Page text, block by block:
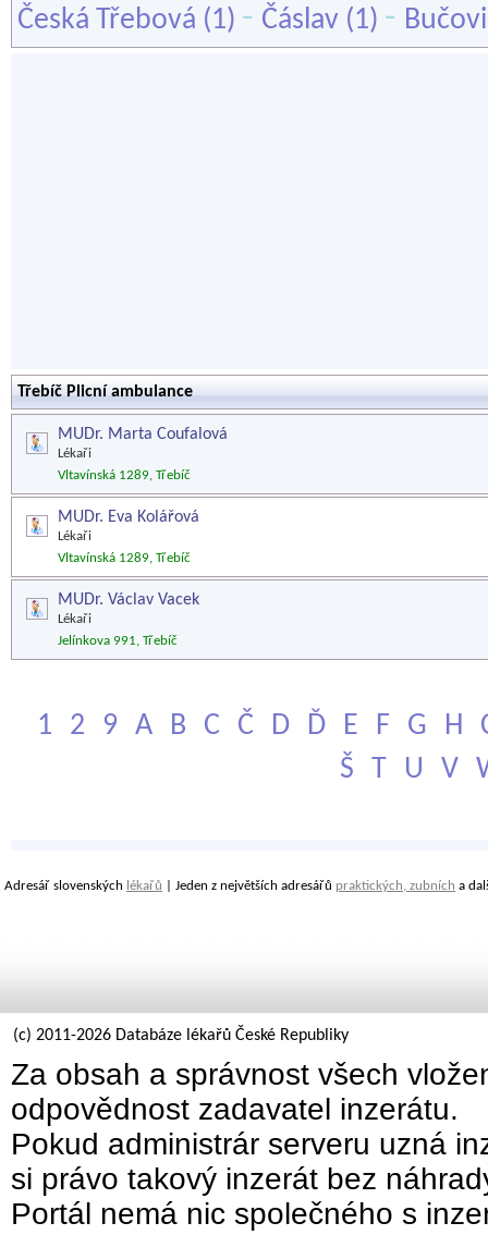
Česká Třebová (1) - Čáslav (1) -
Třebíč Plicní ambulance
MUDr. Marta Coufalová
Lékaři
Vltavínská 1289, Třebíč
MUDr. Eva Kolářová
Lékaři
Vltavínská 1289, Třebíč
MUDr. Václav Vacek
Lékaři
Jelínkova 991, Třebíč
1 2 9 A B C Č D Ď E F G H
Š
T U V
Adresář slovenských lékařů | Jeden z největších adresářů praktických, zubních a
(c) 2011-2026 Databáze lékařů České Republiky
Za obsah a správnost všech
odpovědnost zadavatel inzerátu.
Pokud administrár serveru uzná
si právo takový inzerát bez
Portál nemá nic společného s